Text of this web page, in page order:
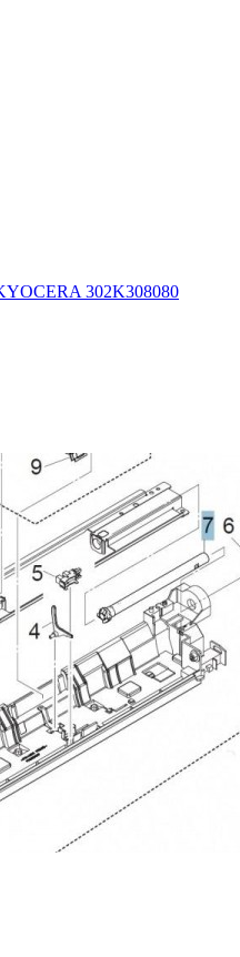
302K308080